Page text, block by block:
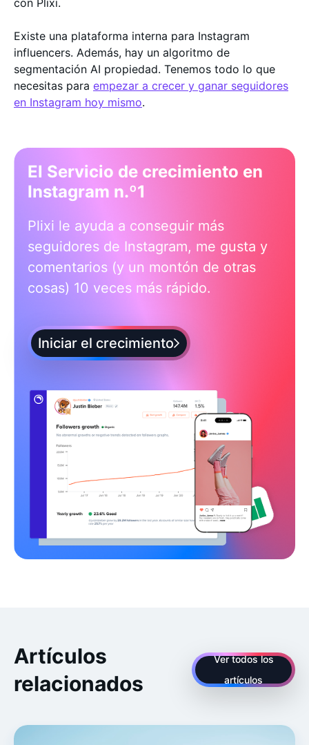
Existe una plataforma interna para Instagram
influencers. Además, hay un algoritmo de
segmentación AI propiedad. Tenemos todo lo que
necesitas para empezar a crecer y ganar seguidores
en Instagram hoy mismo.
El Servicio de crecimiento en
Instagram n.º1
Plixi le ayuda a conseguir más
seguidores de Instagram, me gusta y
comentarios (y un montón de otras
cosas) 10 veces más rápido.
Iniciar el crecimiento
Artículos
relacionados
Ver todos los
artículos